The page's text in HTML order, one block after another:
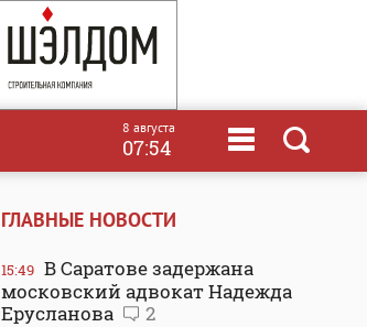
8 августа
07:54
ГЛАВНЫЕ НОВОСТИ
15:49 В Саратове задержана
московский адвокат Надежда
Ерусланова
2